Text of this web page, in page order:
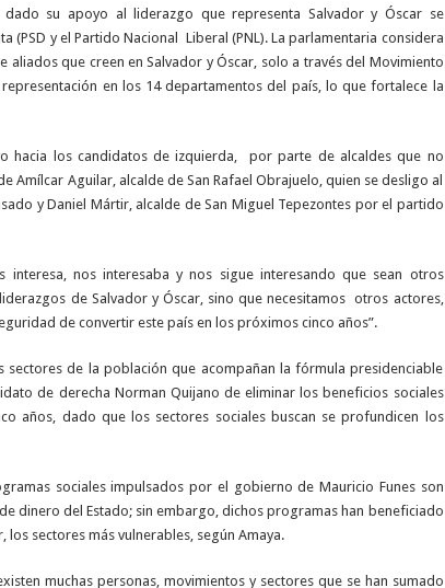
su apoyo al liderazgo que representa Salvador y Óscar se
(PSD y el Partido Nacional Liberal (PNL). La parlamentaria considera
aliados que creen en Salvador y Óscar, solo a través del Movimiento
en los 14 departamentos del país, lo que fortalece la
hacia los candidatos de izquierda, por parte de alcaldes que no
Amílcar Aguilar, alcalde de San Rafael Obrajuelo, quien se desligo al
y Daniel Mártir, alcalde de San Miguel Tepezontes por el partido
interesa, nos interesaba y nos sigue interesando que sean otros
de Salvador y Óscar, sino que necesitamos otros actores,
de convertir este país en los próximos cinco años”.
sectores de la población que acompañan la fórmula presidenciable
de derecha Norman Quijano de eliminar los beneficios sociales
años, dado que los sectores sociales buscan se profundicen los
sociales impulsados por el gobierno de Mauricio Funes son
dinero del Estado; sin embargo, dichos programas han beneficiado
los sectores más vulnerables, según Amaya.
muchas personas, movimientos y sectores que se han sumado